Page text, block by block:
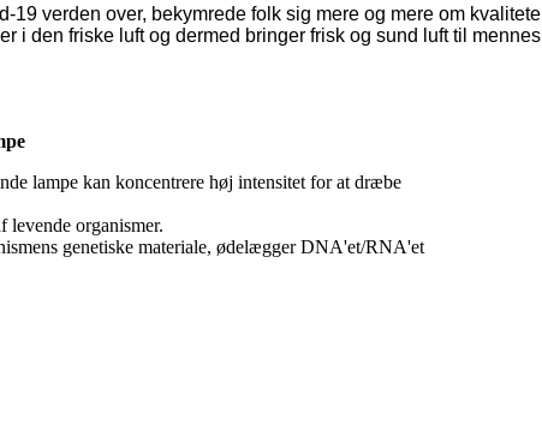
19 verden over, bekymrede folk sig mere og mere om
i den friske luft og dermed bringer frisk og sund luft til
lampe kan koncentrere høj intensitet for at dræbe
levende organismer.
genetiske materiale, ødelægger DNA'et/RNA'et